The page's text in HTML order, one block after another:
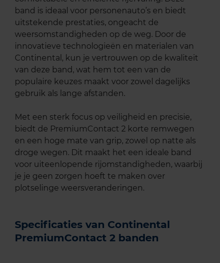
band is ideaal voor personenauto’s en biedt
uitstekende prestaties, ongeacht de
weersomstandigheden op de weg. Door de
innovatieve technologieën en materialen van
Continental, kun je vertrouwen op de kwaliteit
van deze band, wat hem tot een van de
populaire keuzes maakt voor zowel dagelijks
gebruik als lange afstanden.
Met een sterk focus op veiligheid en precisie,
biedt de PremiumContact 2 korte remwegen
en een hoge mate van grip, zowel op natte als
droge wegen. Dit maakt het een ideale band
voor uiteenlopende rijomstandigheden, waarbij
je je geen zorgen hoeft te maken over
plotselinge weersveranderingen.
Specificaties van Continental
PremiumContact 2 banden